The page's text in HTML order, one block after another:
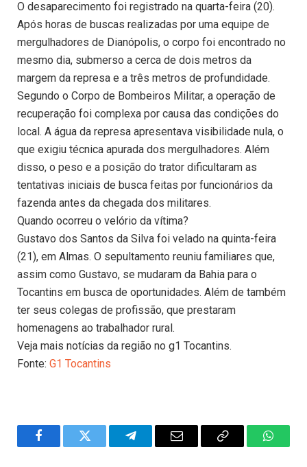
O desaparecimento foi registrado na quarta-feira (20).
Após horas de buscas realizadas por uma equipe de
mergulhadores de Dianópolis, o corpo foi encontrado no
mesmo dia, submerso a cerca de dois metros da
margem da represa e a três metros de profundidade.
Segundo o Corpo de Bombeiros Militar, a operação de
recuperação foi complexa por causa das condições do
local. A água da represa apresentava visibilidade nula, o
que exigiu técnica apurada dos mergulhadores. Além
disso, o peso e a posição do trator dificultaram as
tentativas iniciais de busca feitas por funcionários da
fazenda antes da chegada dos militares.
Quando ocorreu o velório da vítima?
Gustavo dos Santos da Silva foi velado na quinta-feira
(21), em Almas. O sepultamento reuniu familiares que,
assim como Gustavo, se mudaram da Bahia para o
Tocantins em busca de oportunidades. Além de também
ter seus colegas de profissão, que prestaram
homenagens ao trabalhador rural.
Veja mais notícias da região no g1 Tocantins.
Fonte: G1 Tocantins
FacebookTwitter TelegramEmail
Copy